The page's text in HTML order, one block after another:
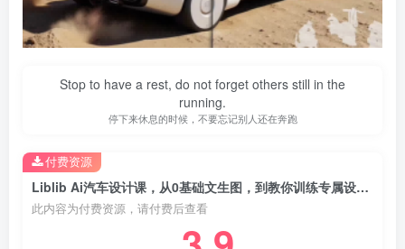
Stop to have a rest, do not forget others still in the
running.
停下来休息的时候，不要忘记别人还在奔跑
Liblib Ai汽车设计课，从0基础文生图，到教你训练专属设计和风格LoRA模型
此内容为付费资源，请付费后查看
付费资源